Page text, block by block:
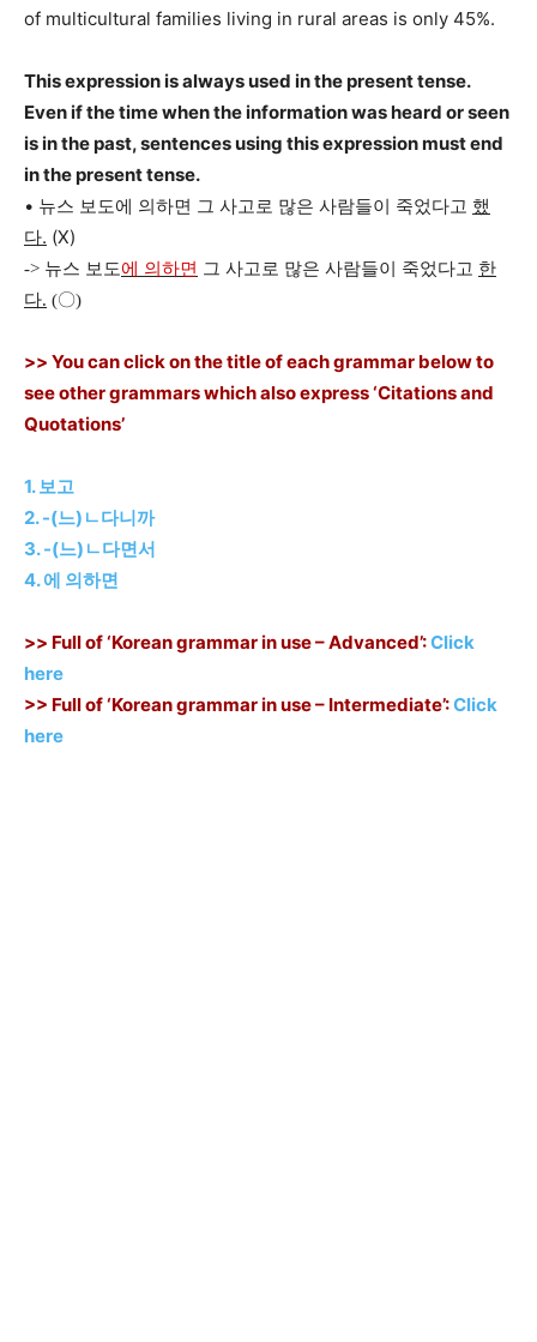
of multicultural families living in rural areas is only 45%.
This expression is always used in the present tense.
Even if the time when the information was heard or seen
is in the past, sentences using this expression must end
in the present tense.
• 뉴스 보도에 의하면 그 사고로 많은 사람들이 죽었다고 했
다. (X)
-> 뉴스 보도에 의하면 그 사고로 많은 사람들이 죽었다고 한
다. (〇)
>> You can click on the title of each grammar below to
see other grammars which also express ‘Citations and
Quotations’
1. 보고
2. -(느)ㄴ다니까
3. -(느)ㄴ다면서
4. 에 의하면
>> Full of ‘Korean grammar in use – Advanced’:Click
here
>> Full of ‘Korean grammar in use – Intermediate’:Click
here